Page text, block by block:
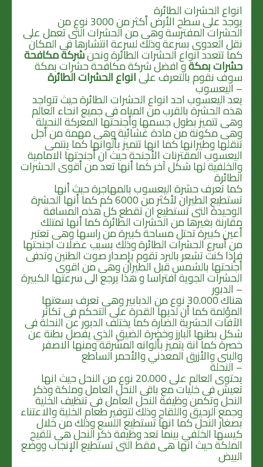
انواع الحشرات الطائرة
يوجد على سطح الأرض أكثر من 3000 نوع من
الحشرات المفترسة وهى من الحشرات التى تعمل على
نقل العدوى بسرعة وذلك لسرعة انتشارها فى المكان
كما تتعدد انواع الحشرات الطائرة ونحنشركة مكافحة
حشرات بمكةو افضل شركة مكافحة حشرات بمكة
سوف نقوم بالتعرف علىانواع الحشرات الطائرة
– اليعسوب
يعد اليعسوب احد انواع الحشرات الطائرة حيث تتواجد
هذه الحشرة بالقرب من المياه فى جميع انحاء العالم
وهى تتميز بطول جسمها وأجنحتها المعركة النحيلة
وهى مكونة من مادة غشائية وهى مهمة من أجل
تنقلها وطيرانها كما انها تتميز بألوانها كما ينتمى
اليعسوب المقترنات الأجنحة حيث ان أجنحتها الامامية
والخلفية لها شكل آخر كما أنها تعد من أقوى الحشرات
الطائرة
كما تعرف حشرة اليعسوب بالمهاجرة حيث أنها
تستطيع الطيران لأكثر من 6000 كم كما أنها الحشرة
الوحيدة التى تستطيع ان تقطع كل هذه المسافة
مقارنة بغيرها من الحشرات الطائرة كما أنها تمتلك
أعين كبيرة تحتل مساحة كبيرة من راسها وهى تعتبر
من أسرع الحشرات الطائرة وذلك بسبب عضلات اجنحتها
فإذا كنت تشعر بالبرد تقوم بإصدار صوت الطنين وتدفى
أجنحتها بالشمس قبل الطيران وهى من اقوى
الحشرات الجوية افتراسا و هذا يرجع الى سرعتها الكبيرة
– الدبور
هناك 30.000 نوع من الدبابير وهى تعرف بسعتها
المؤلمة كما أن لديها القدرة على التحكم فى تكاثر
الآفات الحشرية الضارة كما يختلف الدبور عن النحلة فى
شكل بطنها البارز وخضرة الضيق الذي يفصل بطنة عن
خصرة كما انة يتميز بألوانه المشرقة ومنها الاصفر
والبنى والأزرق المعدني والأحمر الساطع
– النحلة
يحتوى العالم على 20.000 نوع من النحل حيث انها
تعيش فى خليات مع باقى النحل العامل وملكة وذكر
النحل وتكمن وظيفة النحل العامل فى تنظيف الخلية
وجمع الرحيق واللقاح وذلك لتوفير طعام الخلية والاعتناء
بصغار النحل كما انها تستطيع اللسع وذلك من خلال
كيسها الخلفي بينما تعد وظيفة ذكر النحل هى تلقيح
الملكة حيث انها هى فقط التى تستطيع الإنجاب ووضع
البيض